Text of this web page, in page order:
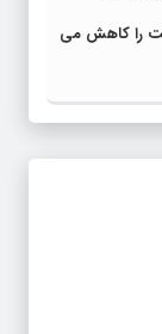
را کاهش می